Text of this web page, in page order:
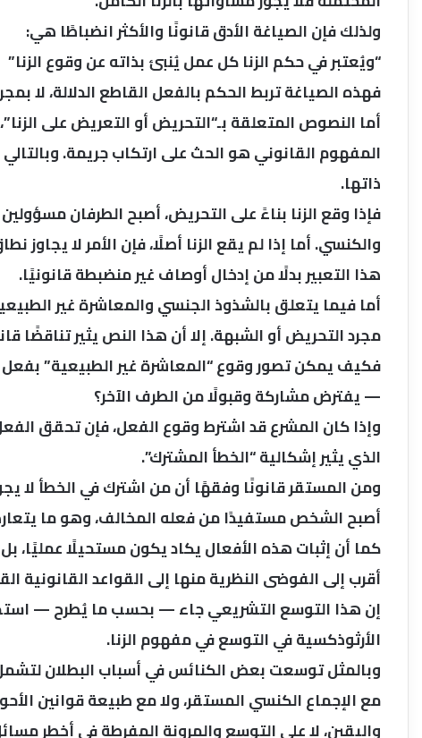
ولذلك فإن الصياغة الأدق قانونًا والأكثر انضباطًا هي:
“ويُعتبر في حكم الزنا كل عمل يُنبئ بذاته عن وقوع الزنا”
فهذه الصياغة تربط الحكم بالفعل القاطع الدلالة، لا
أما النصوص المتعلقة بـ“التحريض أو التعريض على
المفهوم القانوني هو الحث على ارتكاب جريمة.
ذاتها.
فإذا وقع الزنا بناءً على التحريض، أصبح الطرفان
والكنسي. أما إذا لم يقع الزنا أصلًا، فإن الأمر لا
هذا التعبير بدلًا من إدخال أوصاف غير منضبطة قانونيًا.
أما فيما يتعلق بالشذوذ الجنسي والمعاشرة غير
مجرد التحريض أو الشبهة. إلا أن هذا النص يثير تناقضًا
فكيف يمكن تصور وقوع “المعاشرة غير الطبيعية”
— يفترض مشاركة وقبولًا من الطرف الآخر؟
وإذا كان المشرع قد اشترط وقوع الفعل، فإن تحقق
الذي يثير إشكالية “الخطأ المشترك”.
ومن المستقر قانونًا وفقهًا أن من اشترك في الخطأ لا
أصبح الشخص مستفيدًا من فعله المخالف، وهو ما
كما أن إثبات هذه الأفعال يكاد يكون مستحيلًا عمليًا،
أقرب إلى الفوضى النظرية منها إلى القواعد القانونية
إن هذا التوسع التشريعي جاء — بحسب ما يُطرح —
الأرثوذكسية في التوسع في مفهوم الزنا.
وبالمثل توسعت بعض الكنائس في أسباب البطلان
مع الإجماع الكنسي المستقر، ولا مع طبيعة قوانين
واليقين، لا على التوسع والمرونة المفرطة في أخطر